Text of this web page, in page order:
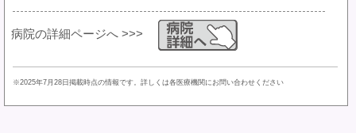
病院の詳細ページへ >>>
※2025年7月28日掲載時点の情報です。詳しくは各医療機関にお問い合わせください